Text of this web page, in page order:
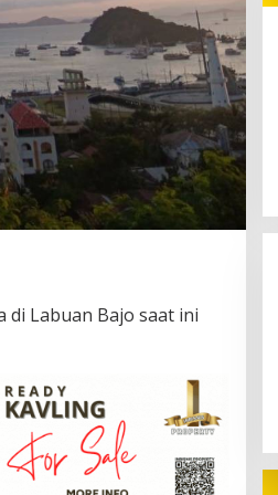
di Labuan Bajo saat ini
Siru 2026: Adat dan
Jadi Pesan di
Kontestasi